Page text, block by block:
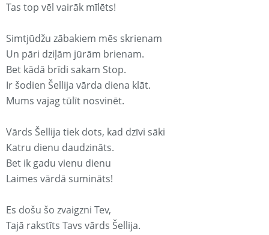
Tas top vēl vairāk mīlēts!
Simtjūdžu zābakiem mēs skrienam
Un pāri dziļām jūrām brienam.
Bet kādā brīdi sakam Stop.
Ir šodien Šellija vārda diena klāt.
Mums vajag tūlīt nosvinēt.
Vārds Šellija tiek dots, kad dzīvi sāki
Katru dienu daudzināts.
Bet ik gadu vienu dienu
Laimes vārdā sumināts!
Es došu šo zvaigzni Tev,
Tajā rakstīts Tavs vārds Šellija.